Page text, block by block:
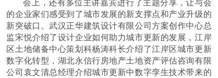
会上，还有多位主讲嘉宾进行了主题分享，让与会
的企业家们感受到了城市发展的新支撑点和产业升级的
新突破口。武汉正华建筑设计有限公司方案创作中心总
监宋悦介绍了设计企业如何助力城市更新的发展，江岸
区土地储备中心策划科杨涛科长介绍了江岸区城市更新
数字化转型，湖北永信行房地产土地资产评估咨询有限
公司袁文清总经理介绍城市更新中数字孪生技术带来的